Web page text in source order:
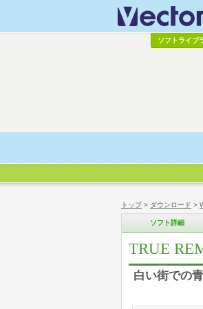
トップ> ダウンロード >
ソフト詳細
TRUE
白い街での
ソフトライブ